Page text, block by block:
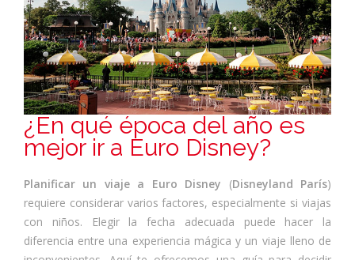
¿En qué época del año es
mejor ir a Euro Disney?
Planificar un viaje a Euro Disney (Disneyland París)
requiere considerar varios factores, especialmente si viajas
con niños. Elegir la fecha adecuada puede hacer la
diferencia entre una experiencia mágica y un viaje lleno de